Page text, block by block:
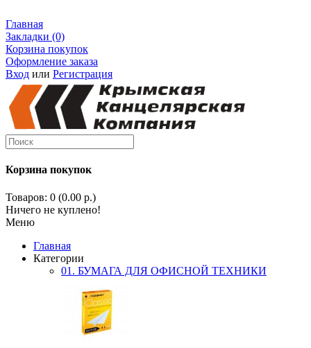
Главная
Закладки (0)
Корзина покупок
Оформление заказа
Вход или Регистрация
Корзина покупок
Товаров: 0 (0.00 р.)
Ничего не куплено!
Меню
Главная
Категории
01. БУМАГА ДЛЯ ОФИСНОЙ ТЕХНИКИ